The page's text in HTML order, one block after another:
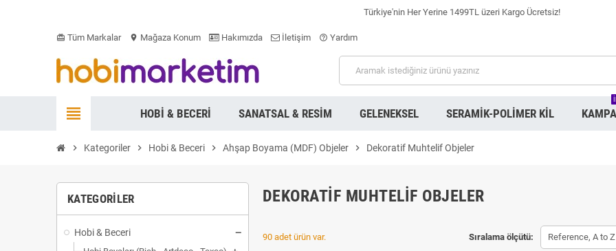
Türkiye'nin Her Yerine 1499TL üzeri Kargo Ücretsiz!
card_giftcard Tüm Markalar location_on Mağaza Konum Hakımızda İletişim help_outline Yardım
view_headline HOBI & BECERI SANATSAL & RESIM GELENEKSEL SERAMIK-POLIMER KIL
chevron_right Kategoriler chevron_right Hobi & Beceri chevron_right Ahşap Boyama (MDF) Objeler chevron_right Dekoratif Muhtelif Objeler
KATEGORILER
Hobi & Beceri
DEKORATIF MUHTELIF OBJELER
Sıralama ölçütü: Reference, A to Z
90 adet ürün var.